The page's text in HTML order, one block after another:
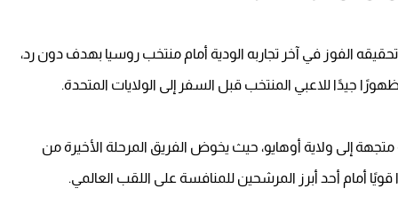
الفوز في آخر تجاربه الودية أمام منتخب روسيا بهدف دون رد،
جيدًا للاعبي المنتخب قبل السفر إلى الولايات المتحدة.
منتخب مصر قد غادرت القاهرة يوم 30 مايو متجهة إلى ولاية أوهايو، حيث يخوض الفريق المرحلة الأخيرة من
قويًا أمام أحد أبرز المرشحين للمنافسة على اللقب العالمي.